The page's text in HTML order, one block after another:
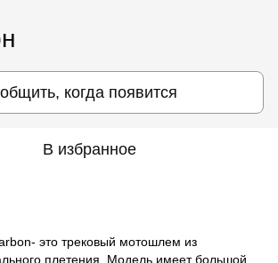
когда появится
В избранное
это трековый мотошлем из
плетения. Модель имеет большой